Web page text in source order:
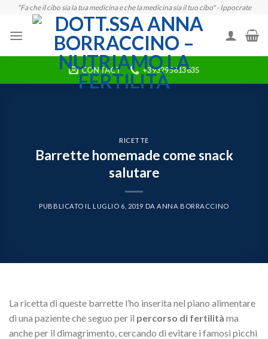
content
"Fa che il cibo sia la tua medicina e che la medicina sia il tuo cibo" - Ippocrate
CONTACT +393295613635
RICETTE
Barrette homemade come snack
salutare
PUBBLICATO ILLUGLIO 6, 2019 DAANNA BORRACCINO
La ricetta di queste barrette l’ho inserita nel piano alimentare
di una paziente che seguo per il percorso di fertilità ma
anche per il dimagrimento, cercando di evitare i famosi picchi